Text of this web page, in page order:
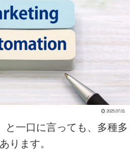
2025.07.01
と一口に言っても、多種多
ります。